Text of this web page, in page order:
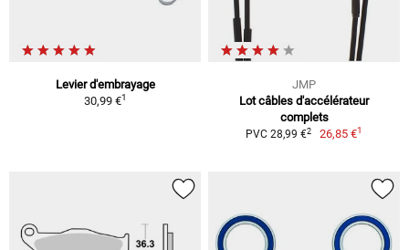
Levier d'embrayage
30,99 €1
JMP
Lot câbles d'accélérateur
complets
PVC 28,99 €2 26,85 €1